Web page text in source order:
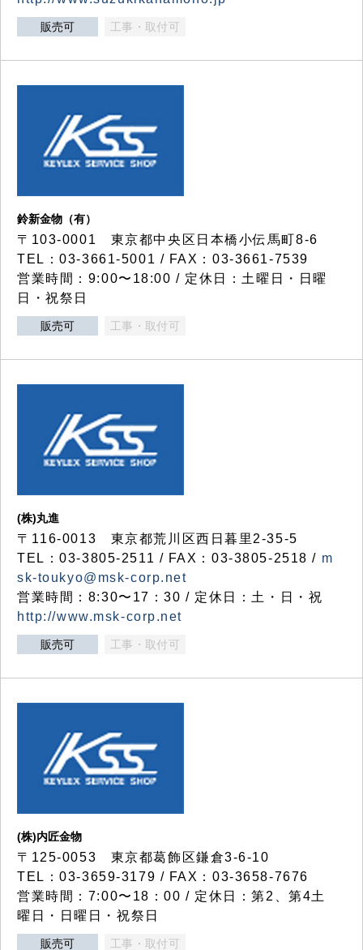
販売可 工事・取付可
鈴新金物（有）
〒103-0001 東京都中央区日本橋小伝馬町8-6
TEL：03-3661-5001 / FAX：03-3661-7539
営業時間：9:00〜18:00 / 定休日：土曜日・日曜
日・祝祭日
販売可 工事・取付可
(株)丸進
〒116-0013 東京都荒川区西日暮里2-35-5
TEL：03-3805-2511 / FAX：03-3805-2518 / m
sk-toukyo@msk-corp.net
営業時間：8:30〜17：30 / 定休日：土・日・祝
http://www.msk-corp.net
販売可 工事・取付可
(株)内匠金物
〒125-0053 東京都葛飾区鎌倉3-6-10
TEL：03-3659-3179 / FAX：03-3658-7676
営業時間：7:00〜18：00 / 定休日：第2、第4土
曜日・日曜日・祝祭日
販売可 工事・取付可